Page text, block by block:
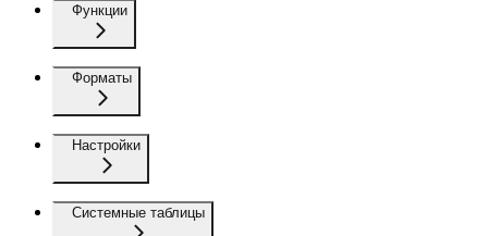
Функции
Форматы
Настройки
Системные таблицы